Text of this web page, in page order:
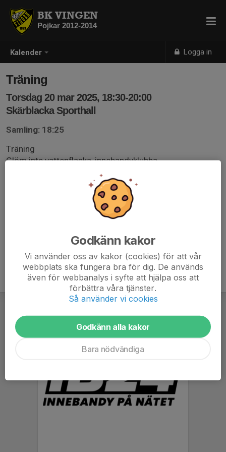
Kalender Logga in
BK VINGEN
Pojkar 2012-2014
Träning
Torsdag 20 mar 2025, 18:30-20:00
Skärblacka Sporthall
Samling: 18:25
Träning
Glöm inte vattenflaska, innebandyklubba,
skyddsglasögon och inneskor.
Godkänn kakor
Vi använder oss av kakor (cookies) för att vår
webbplats ska fungera bra för dig. De används
även för webbanalys i syfte att hjälpa oss att
förbättra våra tjänster.
Så använder vi cookies
Godkänn alla kakor
Bara nödvändiga